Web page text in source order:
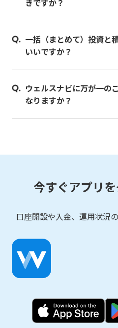
きですか？
一括（まとめて）投資と
いいですか？
ウェルスナビに万が一の
なりますか？
今すぐアプリ
口座開設や入金、運用状況